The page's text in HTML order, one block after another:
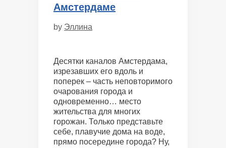
Амстердаме
by Эллина
Десятки каналов Амстердама,
изрезавших его вдоль и
поперек – часть неповторимого
очарования города и
одновременно… место
жительства для многих
горожан. Только представьте
себе, плавучие дома на воде,
прямо посередине города? Ну,